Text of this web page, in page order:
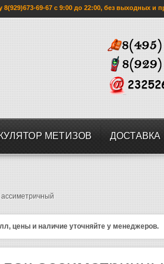
69-67 с 9:00 до 22:00, без выходных и
МЕТИЗОВ ДОСТАВКА
цены и наличие уточняйте у менеджеров.